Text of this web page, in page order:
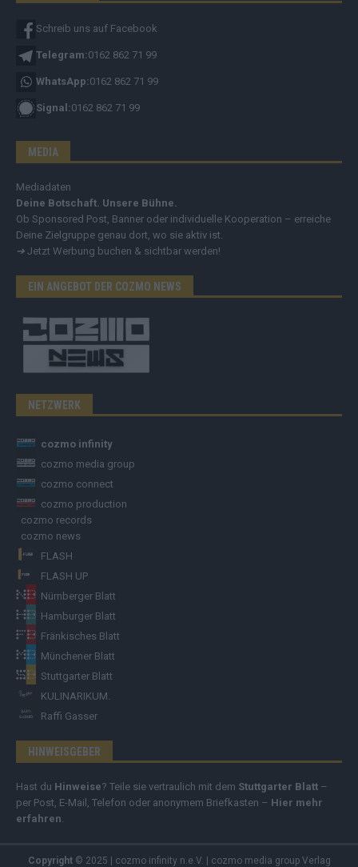
Schreib uns auf Facebook
Telegram:0162 862 71 99
WhatsApp:0162 862 71 99
Signal:0162 862 71 99
MEDIA
Mediadaten
Deine Botschaft. Unsere Bühne.
Ob Sponsored Post, Banner oder individuelle Kooperation – erreiche
Deine Zielgruppe genau dort, wo sie aktiv ist.
➔ Jetzt Werbung buchen & sichtbar werden!
EIN ANGEBOT DER COZMO NEWS
NETZWERK
cozmo infinity
cozmo media group
cozmo connect
cozmo production
cozmo records
cozmo news
FLASH
FLASH UP
Nürnberger Blatt
Hamburger Blatt
Fränkisches Blatt
Münchener Blatt
Stuttgarter Blatt
KULINARIKUM.
Raffi Gasser
HINWEISGEBER
Hast du Hinweise? Teile sie vertraulich mit dem Stuttgarter Blatt –
per Post, E-Mail, Telefon oder anonymem Briefkasten – Hier mehr
erfahren
Copyright© 2025 | cozmo infinity n.e.V. | cozmo media group Verlag